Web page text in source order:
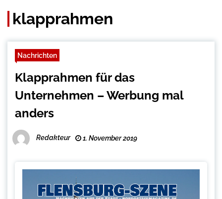
klapprahmen
Nachrichten
Klapprahmen für das
Unternehmen – Werbung mal
anders
Redakteur 1. November 2019